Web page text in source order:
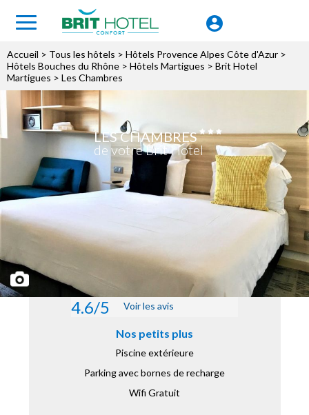
Accueil > Tous les hôtels > Hôtels Provence Alpes Côte d'Azur >
Hôtels Bouches du Rhône > Hôtels Martigues > Brit Hotel
Martigues > Les Chambres
LES CHAMBRES
de votre Brit Hotel
4.6/5 Voir les avis
Nos petits plus
Piscine extérieure
Parking avec bornes de recharge
Wifi Gratuit